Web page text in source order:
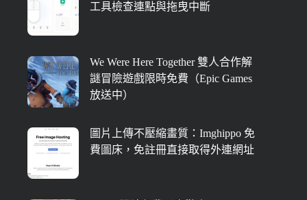
工具檢查連點與拖曳中斷
We Were Here Together 雙人合作解
謎冒險遊戲限時免費（Epic Games
放送中）
圖片上傳不壓縮畫質：Imghippo 免
費圖床，免註冊直接取得外連網址